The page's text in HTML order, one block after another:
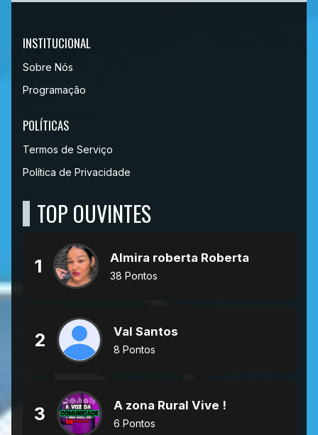
INSTITUCIONAL
Sobre Nós
Programação
POLÍTICAS
Termos de Serviço
Política de Privacidade
TOP OUVINTES
1 Almira roberta Roberta
38 Pontos
2 Val Santos
8 Pontos
3 A zona Rural Vive !
6 Pontos